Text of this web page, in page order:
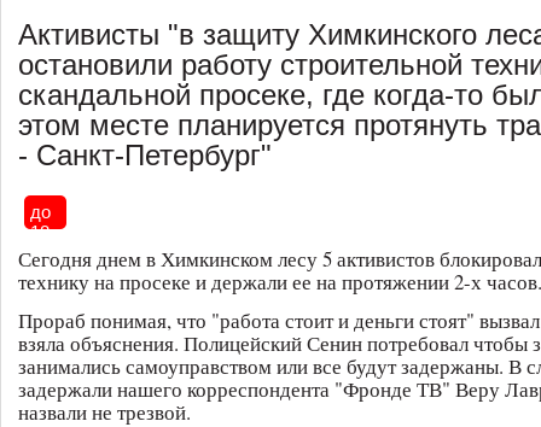
Активисты "в защиту Химкинского
остановили работу строительной
скандальной просеке, где когда-то
этом месте планируется протянуть
- Санкт-Петербург"
до
18
Сегодня днем в Химкинском лесу 5 активистов
технику на просеке и держали ее на протяжении 2-х часов.
Прораб понимая, что "работа стоит и деньги стоят"
взяла объяснения. Полицейский Сенин потребовал чтобы
занимались самоуправством или все будут задержаны. В
задержали нашего корреспондента "Фронде ТВ" Веру
назвали не трезвой.